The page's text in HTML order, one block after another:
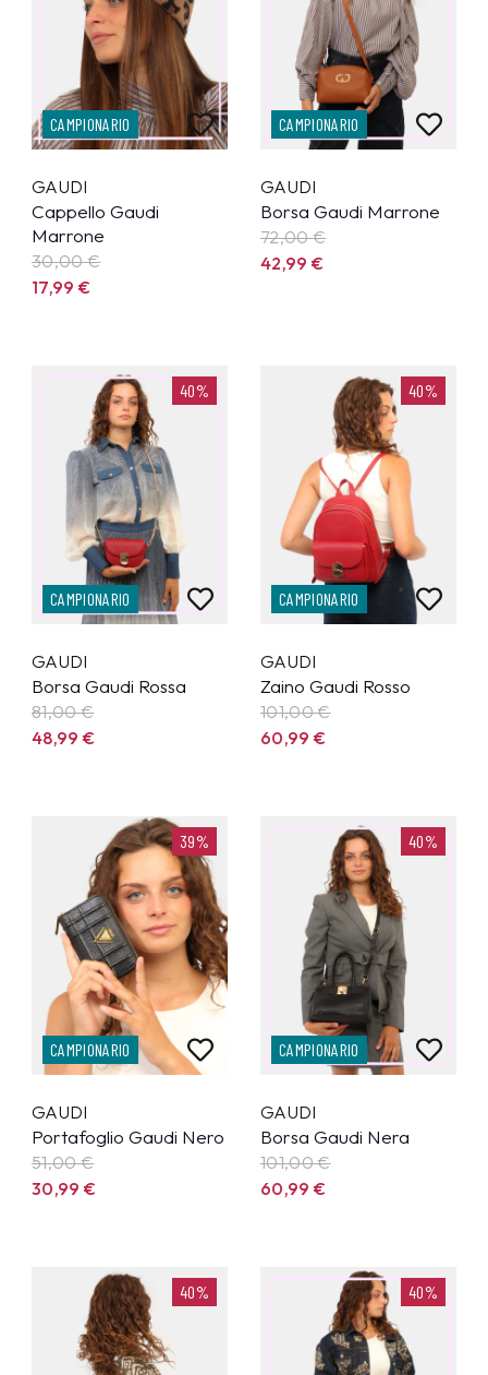
CAMPIONARIO
GAUDI
Cappello Gaudi
Marrone
30,00 €
17,99€
CAMPIONARIO
GAUDI
Borsa Gaudi Marrone
72,00 €
42,99€
40%
CAMPIONARIO
GAUDI
Borsa Gaudi Rossa
81,00 €
48,99€
40%
CAMPIONARIO
GAUDI
Zaino Gaudi Rosso
101,00 €
60,99€
39%
CAMPIONARIO
GAUDI
Portafoglio Gaudi Nero
51,00 €
30,99€
40%
CAMPIONARIO
GAUDI
Borsa Gaudi Nera
101,00 €
60,99€
40% 40%